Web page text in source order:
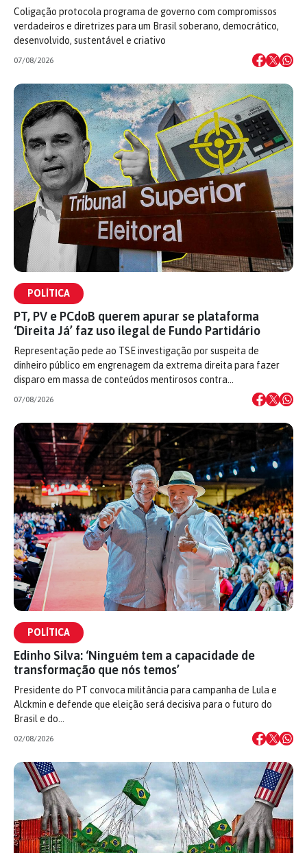
Coligação protocola programa de governo com compromissos
verdadeiros e diretrizes para um Brasil soberano, democrático,
desenvolvido, sustentável e criativo
07/08/2026
POLÍTICA
PT, PV e PCdoB querem apurar se plataforma
‘Direita Já’ faz uso ilegal de Fundo Partidário
Representação pede ao TSE investigação por suspeita de
dinheiro público em engrenagem da extrema direita para fazer
disparo em massa de conteúdos mentirosos contra…
07/08/2026
POLÍTICA
Edinho Silva: ‘Ninguém tem a capacidade de
transformação que nós temos’
Presidente do PT convoca militância para campanha de Lula e
Alckmin e defende que eleição será decisiva para o futuro do
Brasil e do…
02/08/2026